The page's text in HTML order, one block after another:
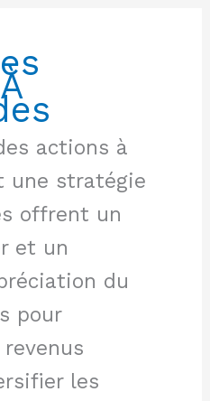
actions à
une stratégie
offrent un
et un
du
pour
les